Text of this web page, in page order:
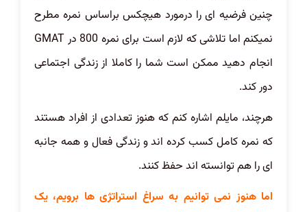
چنین فرضیه ای را درمورد هیچکس براساس نمره مطرح
نمیکنم اما تلاشی که لازم است برای نمره 800 در GMAT
انجام دهید ممکن است شما را کاملا از زندگی اجتماعی
دور کند.
هرچند، مایلم اشاره کنم که هنوز تعدادی از افراد هستند
که نمره کامل کسب کرده اند و زندگی فعال و همه جانبه
ای را هم توانسته اند حفظ کنند.
اما هنوز نمی توانیم به سراغ استراتژی ها برویم، یک